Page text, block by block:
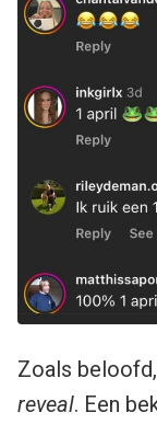
Zoals
reveal. Een